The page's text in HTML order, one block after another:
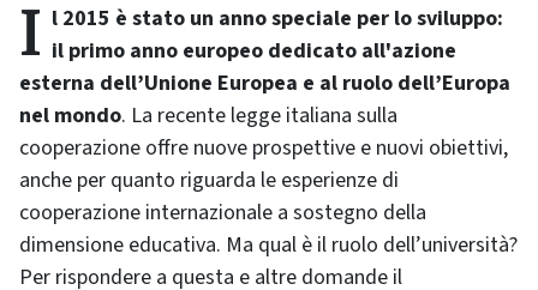
Il 2015 è stato un anno speciale per lo sviluppo: il primo anno europeo dedicato all'azione
esterna dell’Unione Europea e al ruolo dell’Europa
nel mondo. La recente legge italiana sulla
cooperazione offre nuove prospettive e nuovi obiettivi,
anche per quanto riguarda le esperienze di
cooperazione internazionale a sostegno della
dimensione educativa. Ma qual è il ruolo dell’università?
Per rispondere a questa e altre domande il